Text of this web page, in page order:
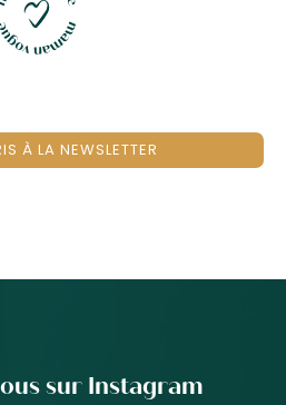
À LA NEWSLETTER
sur Instagram